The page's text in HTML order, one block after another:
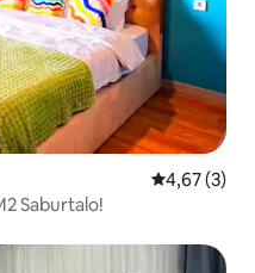
Note
4,67 (3)
Saburtalo!